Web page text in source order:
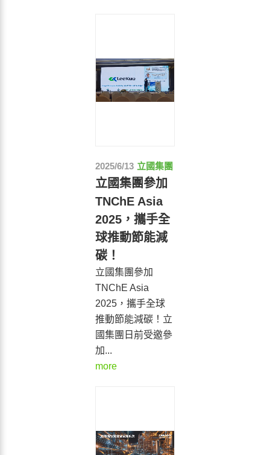
2025/6/13 立國集團
立國集團參加
TNChE Asia
2025，攜手全
球推動節能減
碳！
立國集團參加
TNChE Asia
2025，攜手全球
推動節能減碳！立
國集團日前受邀參
加...
more